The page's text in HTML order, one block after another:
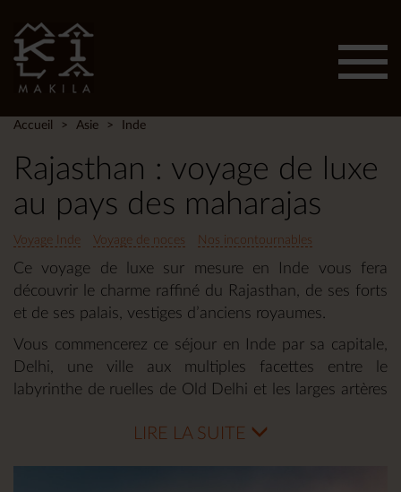
Accueil Asie Inde
Rajasthan : voyage de luxe
au pays des maharajas
Voyage Inde Voyage de noces Nos incontournables
Ce voyage de luxe sur mesure en Inde vous fera
découvrir le charme raffiné du Rajasthan, de ses forts
et de ses palais, vestiges d’anciens royaumes.
Vous commencerez ce séjour en Inde par sa capitale,
Delhi, une ville aux multiples facettes entre le
labyrinthe de ruelles de Old Delhi et les larges artères
prendrez ensuite la direction de l’ancienne capitale de
LIRE LA SUITE